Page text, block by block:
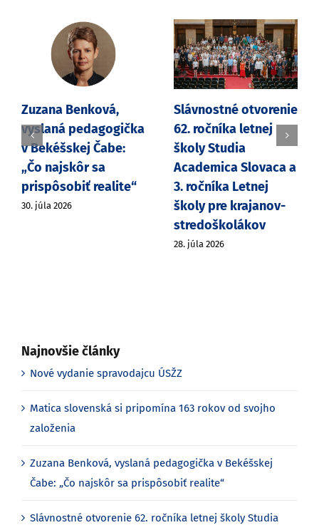
Zuzana Benková,
vyslaná pedagogička
v Bekéšskej Čabe:
„Čo najskôr sa
prispôsobiť realite“
30. júla 2026
Slávnostné otvorenie
62. ročníka letnej
školy Studia
Academica Slovaca a
3. ročníka Letnej
školy pre krajanov-
stredoškolákov
28. júla 2026
Najnovšie články
Nové vydanie spravodajcu ÚSŽZ
Matica slovenská si pripomína 163 rokov od svojho
založenia
Zuzana Benková, vyslaná pedagogička v Bekéšskej
Čabe: „Čo najskôr sa prispôsobiť realite“
Slávnostné otvorenie 62. ročníka letnej školy Studia